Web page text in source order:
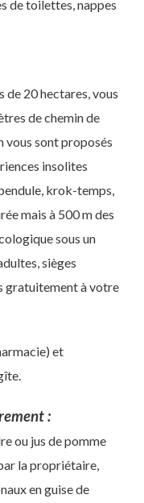
de toilettes, nappes
de 20 hectares, vous
de chemin de
vous sont proposés
insolites
krok-temps,
mais à 500 m des
sous un
sièges
gratuitement à votre
et
:
ou jus de pomme
la propriétaire,
en guise de